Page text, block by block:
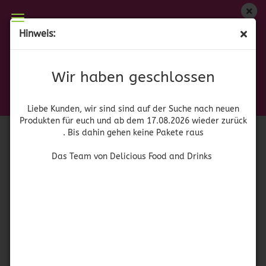
Hinweis:
Wir haben geschlossen
Liebe Kunden, wir sind sind auf der Suche nach neuen
Produkten für euch und ab dem 17.08.2026 wieder zurück
. Bis dahin gehen keine Pakete raus
Das Team von Delicious Food and Drinks
Wir haben geschlossen
zurück. Bis dahin gehen keine Pakete raus
Das Team von Delicious Food and Drinks